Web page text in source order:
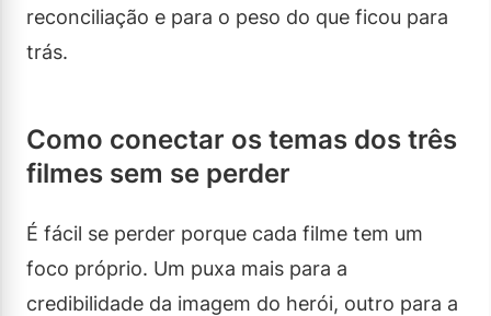
reconciliação e para o peso do que ficou para
trás.
Como conectar os temas dos três
filmes sem se perder
É fácil se perder porque cada filme tem um
foco próprio. Um puxa mais para a
credibilidade da imagem do herói, outro para a